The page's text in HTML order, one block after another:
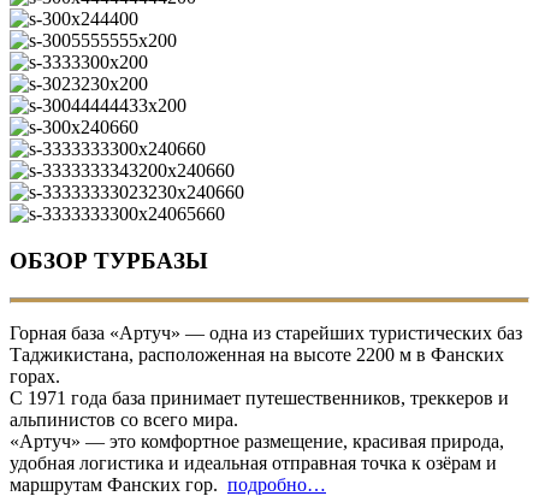
ОБЗОР ТУРБАЗЫ
Горная база «Артуч» — одна из старейших туристических баз
Таджикистана, расположенная на высоте 2200 м в Фанских
горах.
С 1971 года база принимает путешественников, треккеров и
альпинистов со всего мира.
«Артуч» — это комфортное размещение, красивая природа,
удобная логистика и идеальная отправная точка к озёрам и
маршрутам Фанских гор. подробно…